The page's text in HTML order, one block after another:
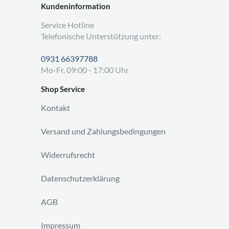
Kundeninformation
Service Hotline
Telefonische Unterstützung unter:
0931 66397788
Mo-Fr, 09:00 - 17:00 Uhr
Shop Service
Kontakt
Versand und Zahlungsbedingungen
Widerrufsrecht
Datenschutzerklärung
AGB
Impressum